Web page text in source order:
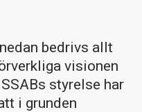
bedrivs allt
visionen
styrelse har
i grunden